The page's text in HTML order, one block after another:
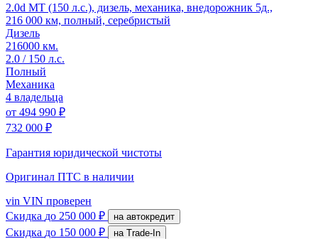
2.0d MT (150 л.с.), дизель, механика, внедорожник 5д.,
216 000 км, полный, серебристый
Дизель
216000 км.
2.0 / 150 л.с.
Полный
Механика
4 владельца
от 494 990 ₽
732 000 ₽
Гарантия юридической чистоты
Оригинал ПТС в наличии
vin VIN проверен
Скидка до 250 000 ₽ на автокредит
Скидка до 150 000 ₽
на Trade-In